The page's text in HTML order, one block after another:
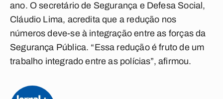
ano. O secretário de Segurança e Defesa Social,
Cláudio Lima, acredita que a redução nos
números deve-se à integração entre as forças da
Segurança Pública. “Essa redução é fruto de um
trabalho integrado entre as polícias”, afirmou.